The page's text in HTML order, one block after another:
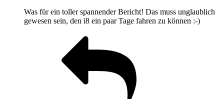
Was für ein toller spannender Bericht! Das muss unglaublich
gewesen sein, den i8 ein paar Tage fahren zu können :-)